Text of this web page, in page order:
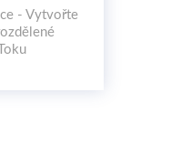
- Vytvořte